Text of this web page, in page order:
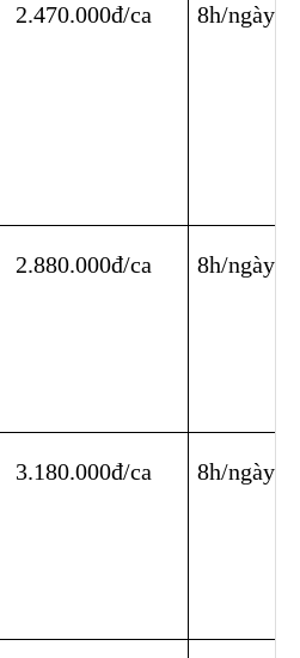
2.470.000đ/ca 8h/ngày
2.880.000đ/ca 8h/ngày
3.180.000đ/ca 8h/ngày